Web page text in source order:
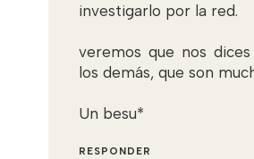
investigarlo por la red.
veremos que nos
los demás, que son
Un besu*
RESPONDER